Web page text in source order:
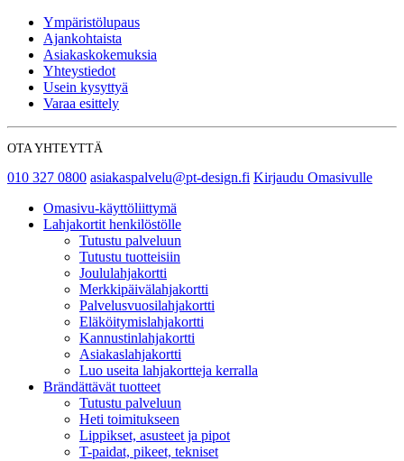
Ympäristölupaus
Ajankohtaista
Asiakaskokemuksia
Yhteystiedot
Usein kysyttyä
Varaa esittely
OTA YHTEYTTÄ
010 327 0800 asiakaspalvelu@pt-design.fi Kirjaudu Omasivulle
Omasivu-käyttöliittymä
Lahjakortit henkilöstölle
Tutustu palveluun
Tutustu tuotteisiin
Joululahjakortti
Merkkipäivälahjakortti
Palvelusvuosilahjakortti
Eläköitymislahjakortti
Kannustinlahjakortti
Asiakaslahjakortti
Luo useita lahjakortteja kerralla
Brändättävät tuotteet
Tutustu palveluun
Heti toimitukseen
Lippikset, asusteet ja pipot
T-paidat, pikeet, tekniset